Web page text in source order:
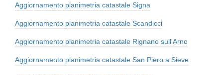
Aggiornamento planimetria catastale Signa
Aggiornamento planimetria catastale Scandicci
Aggiornamento planimetria catastale Rignano sull'Arno
Aggiornamento planimetria catastale San Piero a Sieve